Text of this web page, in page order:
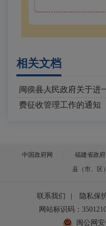
相关文档
2025-06-20
闽侯县人民政府关于进
费征收管理工作的通知
中国政府网 福建省政
县（市、区
联系我们 隐私保
网站标识码：
闽公网安